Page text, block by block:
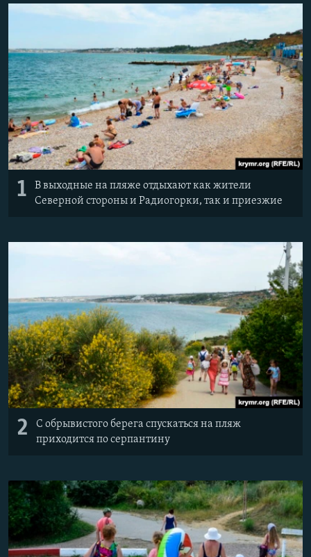
ПОБЕДИТЕЛЕЙ НЕ СУДЯТ?
ELIFBE
УКРАИНСКАЯ ПРОБЛЕМА КРЫМА
ПРИСОЕДИНЯЙТЕСЬ!
Все сайты RFE/RL
1
В выходные на пляже отдыхают как жители
Северной стороны и Радиогорки, так и приезжие
2
С обрывистого берега спускаться на пляж
приходится по серпантину